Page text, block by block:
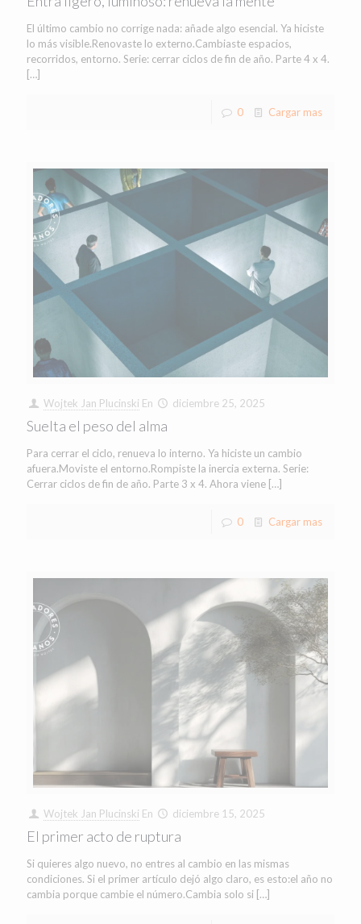
El último cambio no corrige nada: añade algo esencial. Ya hiciste
lo más visible.Renovaste lo externo.Cambiaste espacios,
recorridos, entorno. Serie: cerrar ciclos de fin de año. Parte 4 x 4.
[…]
0 Cargar mas
Wojtek Jan Plucinski En diciembre 25, 2025
Suelta el peso del alma
Para cerrar el ciclo, renueva lo interno. Ya hiciste un cambio
afuera.Moviste el entorno.Rompiste la inercia externa. Serie:
Cerrar ciclos de fin de año. Parte 3 x 4. Ahora viene […]
0 Cargar mas
Wojtek Jan Plucinski En diciembre 15, 2025
El primer acto de ruptura
Si quieres algo nuevo, no entres al cambio en las mismas
condiciones. Si el primer artículo dejó algo claro, es esto:el año no
cambia porque cambie el número.Cambia solo si […]